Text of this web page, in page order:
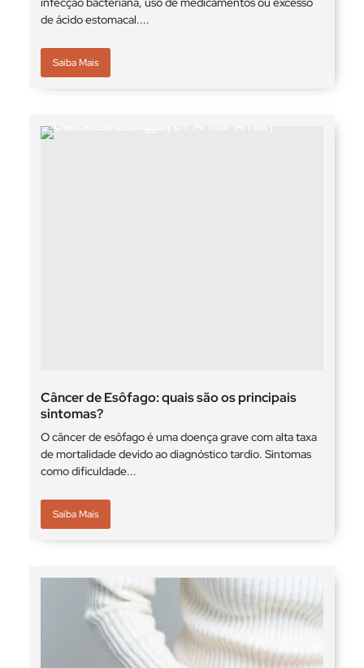
de ácido estomacal....
Saiba Mais
Câncer de Esôfago: quais são os principais
sintomas?
O câncer de esôfago é uma doença grave com alta taxa
de mortalidade devido ao diagnóstico tardio. Sintomas
como dificuldade...
Saiba Mais